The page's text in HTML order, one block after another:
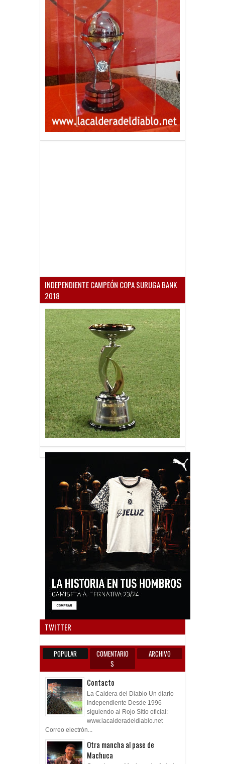
INDEPENDIENTE CAMPEÓN COPA SURUGA BANK
2018
TWITTER
POPULAR
COMENTARIO
S
ARCHIVO
Contacto
La Caldera del Diablo Un diario
Independiente Desde 1996
siguiendo al Rojo Sitio oficial:
www.lacalderadeldiablo.net
Correo electrón...
Otra mancha al pase de
Machuca